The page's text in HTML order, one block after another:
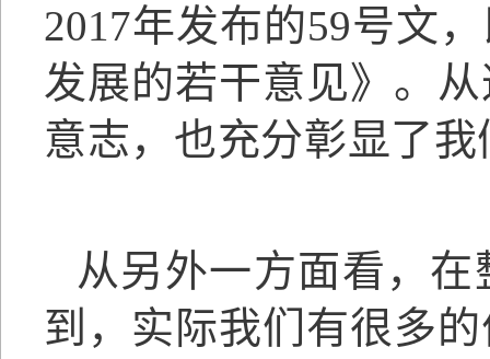
2017年发布的59号文
发展的若干意见》。
意志，也充分彰显了
从另外一方面看，
到，实际我们有很多